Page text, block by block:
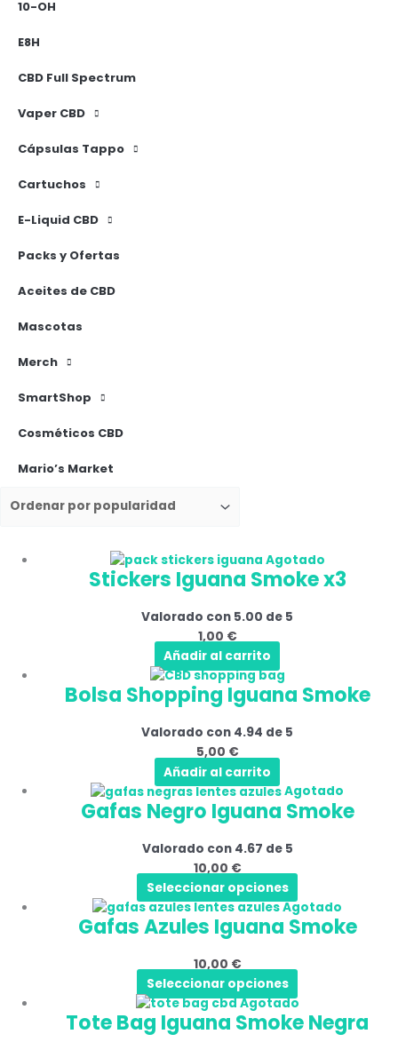
10-OH
E8H
CBD Full Spectrum
Vaper CBD
Cápsulas Tappo
Cartuchos
E-Liquid CBD
Packs y Ofertas
Aceites de CBD
Mascotas
Merch
SmartShop
Cosméticos CBD
Mario’s Market
Agotado
Stickers Iguana Smoke x3
Valorado con 5.00 de 5
1,00 €
Añadir al carrito
Bolsa Shopping Iguana Smoke
Valorado con 4.94 de 5
5,00 €
Añadir al carrito
Agotado
Gafas Negro Iguana Smoke
Valorado con 4.67 de 5
10,00 €
Seleccionar opciones
Este
producto
múltiples
variantes.
Las
opciones
se
elegir
en
la
página
Agotado
Gafas Azules Iguana Smoke
10,00 €
Seleccionar opciones
Este
producto
múltiples
variantes.
Las
opciones
Agotado
Tote Bag Iguana Smoke Negra